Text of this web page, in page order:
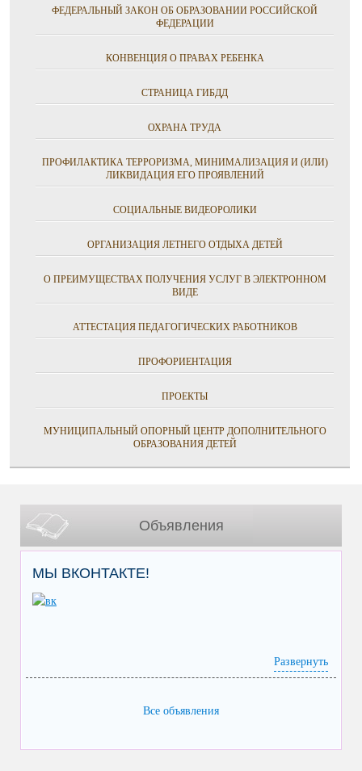
ФЕДЕРАЛЬНЫЙ ЗАКОН ОБ ОБРАЗОВАНИИ РОССИЙСКОЙ
ФЕДЕРАЦИИ
КОНВЕНЦИЯ О ПРАВАХ РЕБЕНКА
СТРАНИЦА ГИБДД
ОХРАНА ТРУДА
ПРОФИЛАКТИКА ТЕРРОРИЗМА, МИНИМАЛИЗАЦИЯ И (ИЛИ)
ЛИКВИДАЦИЯ ЕГО ПРОЯВЛЕНИЙ
СОЦИАЛЬНЫЕ ВИДЕОРОЛИКИ
ОРГАНИЗАЦИЯ ЛЕТНЕГО ОТДЫХА ДЕТЕЙ
О ПРЕИМУЩЕСТВАХ ПОЛУЧЕНИЯ УСЛУГ В ЭЛЕКТРОННОМ
ВИДЕ
АТТЕСТАЦИЯ ПЕДАГОГИЧЕСКИХ РАБОТНИКОВ
ПРОФОРИЕНТАЦИЯ
ПРОЕКТЫ
МУНИЦИПАЛЬНЫЙ ОПОРНЫЙ ЦЕНТР ДОПОЛНИТЕЛЬНОГО
ОБРАЗОВАНИЯ ДЕТЕЙ
Объявления
МЫ ВКОНТАКТЕ!
Развернуть
Все объявления